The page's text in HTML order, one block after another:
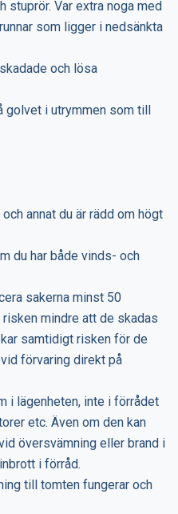
stuprör. Var extra noga med
som ligger i nedsänkta
och lösa
i utrymmen som till
annat du är rädd om högt
du har både vinds- och
sakerna minst 50
mindre att de skadas
samtidigt risken för de
förvaring direkt på
i lägenheten, inte i förrådet
etc. Även om den kan
översvämning eller brand i
i förråd.
till tomten fungerar och